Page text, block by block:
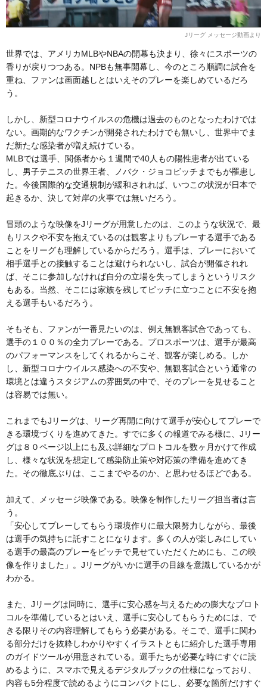
Jリーグ メッセージ動画より
世界では、アメリカMLBやNBAの開幕も決まり、徐々にスポーツの
香りが戻りつつある。NPBも無事開幕し、今のところ順調に試合を
重ね、ファンは画面越しとはいえそのプレーを楽しめているだろ
う。
しかし、新型コロナウイルスの危機は過去のものとなったわけでは
ない。画期的なワクチンが開発されたわけでも無いし、世界中でま
だ新たな感染者が増え続けている。
MLBでは選手、関係者から１週間で40人もの陽性患者が出ている
し、男子テニスの世界王者、ノバク・ジョコビッチまでもが罹患し
た。今後国際的な交通規制が緩和されれば、いつこの状況が日本で
起きるか、決して対岸の火事では無いだろう。
冒頭のような映像をJリーグが用意したのは、このような状況で、最
もリスクや不安を抱えているのは観客よりもプレーする選手である
ことをリーグも理解しているからだろう。選手は、プレーにおいて
相手選手との接触することは避けられないし、試合が開催されれ
ば、そこに参加しなければ自分の立場を失ってしまうというリスク
もある。当然、そこには家族を残してピッチに立つことに不安を抱
える選手もいるだろう。
そもそも、ファンが一番見たいのは、例え無観客試合であっても、
選手の１００％の全力プレーである。プロスポーツは、選手が最高
のパフォーマンスをしてくれるからこそ、観客が楽しめる。しか
し、新型コロナウイルス感染への不安や、無観客試合という通常の
環境とは違うスタジアムの雰囲気の中で、そのプレーを見せること
は容易では無い。
これまでもJリーグは、リーグ再開に向けて選手が安心してプレーで
きる環境づくりを進めてきた。すでに多くの報道でみる様に、Jリー
グは８０ページ以上にも及ぶ詳細なプロトコルを数ヶ月かけて作成
し、様々な状況を想定して感染防止策や対応策の準備を進めてき
た。その徹底ぶりは、ここまでやるのか、と思わせるほどである。
加えて、メッセージ映像である。映像を制作したリーグ担当者は言
う。
「安心してプレーしてもらう環境作りに最大限努力しながら、最後
は選手の気持ちに託すことになります。多くの人が楽しみにしてい
る選手の最高のプレーをピッチで見せていただくためにも、この映
像を作りました」。Jリーグがいかに選手の目線を意識しているかが
わかる。
また、Jリーグは同時に、選手に安心感を与えるための膨大なプロト
コルを準備しているとはいえ、選手に安心してもらうためには、で
きる限りその内容理解してもらう必要がある。そこで、選手に関わ
る部分だけを抜粋しわかりやすくイラストともに紹介した選手専用
のガイドツールが用意されている。選手たちが必要な時にすぐに読
めるように、スマホで見えるデジタルブックの仕様になっており、
内容も5分程度で読めるようにコンパクトにし、必要な箇所だけすぐ